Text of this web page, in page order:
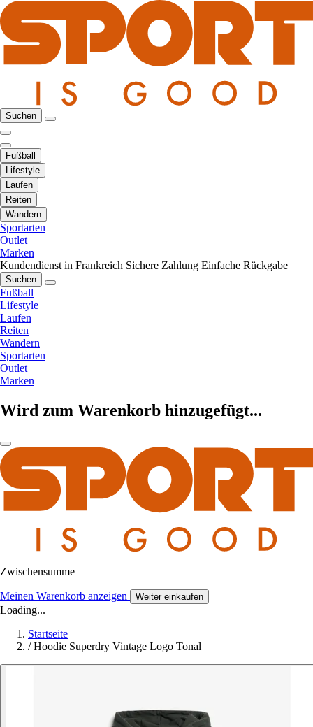
Suchen
Fußball
Lifestyle
Laufen
Reiten
Wandern
Sportarten
Outlet
Marken
Kundendienst in Frankreich Sichere Zahlung Einfache Rückgabe
Suchen
Fußball
Lifestyle
Laufen
Reiten
Wandern
Sportarten
Outlet
Marken
Wird zum Warenkorb hinzugefügt...
Zwischensumme
Meinen Warenkorb anzeigen Weiter einkaufen
Loading...
Startseite
/ Hoodie Superdry Vintage Logo Tonal